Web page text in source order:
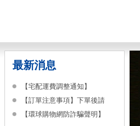
最新消息
【宅配運費調整通知】
【訂單注意事項】下單後請
【環球購物網防詐騙聲明】